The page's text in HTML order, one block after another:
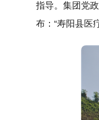
指导。集团党
布：“寿阳县医